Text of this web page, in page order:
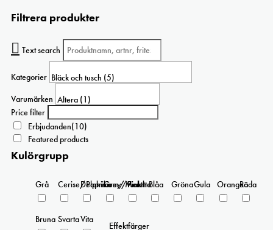
Filtrera produkter
Text search
Kategorier
Varumärken
Price filter
Erbjudanden(10)
Featured products
Kulörgrupp
Grå Cerise/Paprika
Delphinium/Menthe
Grey/Pink
ViolettaBlåa GrönaGula OrangeaRöda
Bruna SvartaVita
Effektfärger